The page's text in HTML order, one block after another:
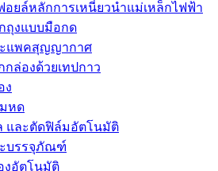
อยล์หลักการเหนี่ยวนำแม่เหล็กไฟฟ้า
ถุงแบบมือกด
ะแพคสุญญากาศ
กล่องด้วยเทปกาว
ง
หด
และตัดฟิล์มอัตโนมัติ
ะบรรจุภัณฑ์
งอัตโนมัติ